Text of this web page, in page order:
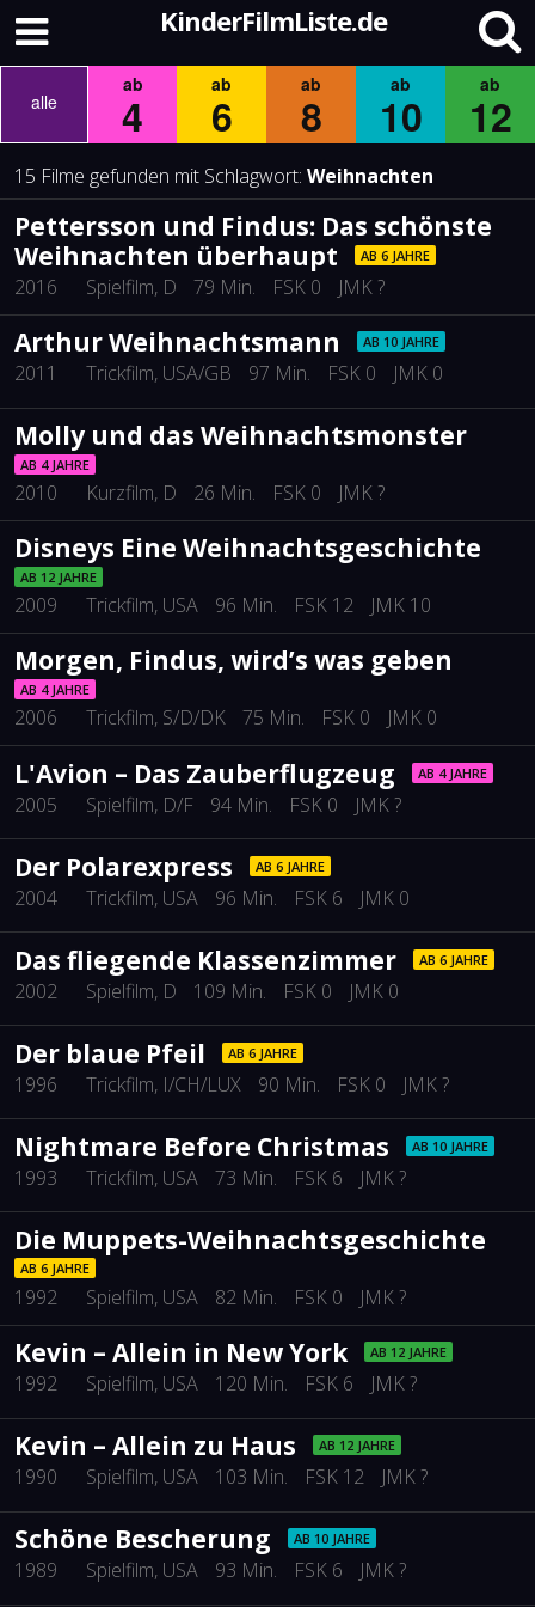
KinderFilmListe.de
alle
ab
4
ab
6
ab
8
ab
10
ab
12
15 Filme gefunden mit Schlagwort: Weihnachten
Pettersson und Findus: Das schönste
Weihnachten überhaupt
AB 6 JAHRE
2016 Spielfilm, D 79 Min. FSK 0 JMK ?
Arthur Weihnachtsmann AB 10 JAHRE
2011 Trickfilm, USA/GB 97 Min. FSK 0 JMK 0
Molly und das Weihnachtsmonster
AB 4 JAHRE
2010 Kurzfilm, D 26 Min. FSK 0 JMK ?
Disneys Eine Weihnachtsgeschichte
AB 12 JAHRE
2009 Trickfilm, USA 96 Min. FSK 12 JMK 10
Morgen, Findus, wird’s was geben
AB 4 JAHRE
2006 Trickfilm, S/D/DK 75 Min. FSK 0 JMK 0
L'Avion – Das Zauberflugzeug AB 4 JAHRE
2005 Spielfilm, D/F 94 Min. FSK 0 JMK ?
Der Polarexpress AB 6 JAHRE
2004 Trickfilm, USA 96 Min. FSK 6 JMK 0
Das fliegende Klassenzimmer AB 6 JAHRE
2002 Spielfilm, D 109 Min. FSK 0 JMK 0
Der blaue Pfeil AB 6 JAHRE
1996 Trickfilm, I/CH/LUX 90 Min. FSK 0 JMK ?
Nightmare Before Christmas AB 10 JAHRE
1993 Trickfilm, USA 73 Min. FSK 6 JMK ?
Die Muppets-Weihnachtsgeschichte
AB 6 JAHRE
1992 Spielfilm, USA 82 Min. FSK 0 JMK ?
Kevin – Allein in New York AB 12 JAHRE
1992 Spielfilm, USA 120 Min. FSK 6 JMK ?
Kevin – Allein zu Haus AB 12 JAHRE
1990 Spielfilm, USA 103 Min. FSK 12 JMK ?
Schöne Bescherung AB 10 JAHRE
1989 Spielfilm, USA 93 Min. FSK 6 JMK ?